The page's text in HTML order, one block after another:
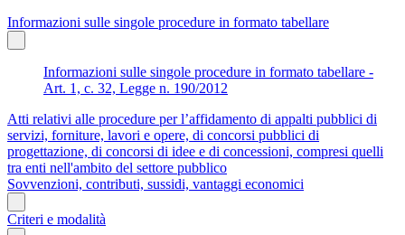
Informazioni sulle singole procedure in formato tabellare
Informazioni sulle singole procedure in formato tabellare -
Art. 1, c. 32, Legge n. 190/2012
Atti relativi alle procedure per l’affidamento di appalti pubblici di
servizi, forniture, lavori e opere, di concorsi pubblici di
progettazione, di concorsi di idee e di concessioni, compresi quelli
tra enti nell'ambito del settore pubblico
Sovvenzioni, contributi, sussidi, vantaggi economici
Criteri e modalità